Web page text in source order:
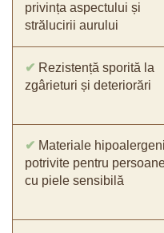
privința aspectului și
strălucirii aurului
✔ Rezistență sporită la
zgârieturi și deteriorări
✔ Materiale
potrivite pentru
cu piele sensibilă